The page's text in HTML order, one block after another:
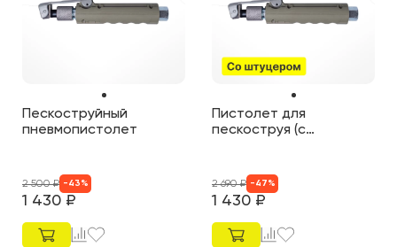
Пескоструйный
пневмопистолет
1 430 ₽
2 500₽ - 43 %
Пистолет для
пескоструя (с
1 430 ₽
2 690₽ - 47 %